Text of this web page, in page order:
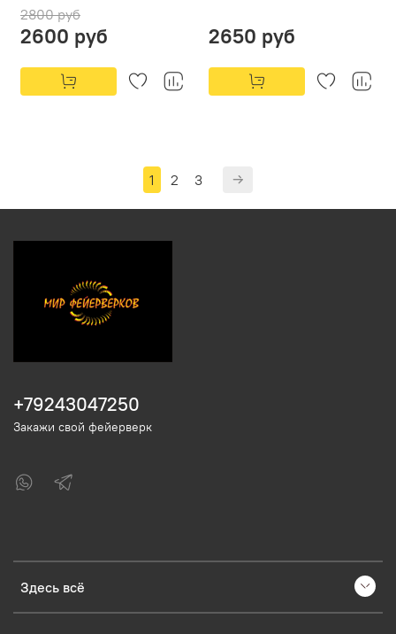
2800 руб
2600 руб 2650 руб
1 2 3
Здесь всё
+79243047250
Закажи свой фейерверк